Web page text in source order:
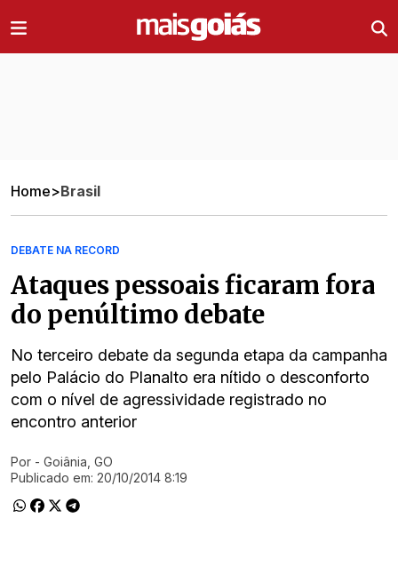
Home>Brasil
DEBATE NA RECORD
Ataques pessoais ficaram fora
do penúltimo debate
No terceiro debate da segunda etapa da campanha
pelo Palácio do Planalto era nítido o desconforto
com o nível de agressividade registrado no
encontro anterior
Ir direto pra matéria
Por - Goiânia, GO
Publicado em: 20/10/2014 8:19